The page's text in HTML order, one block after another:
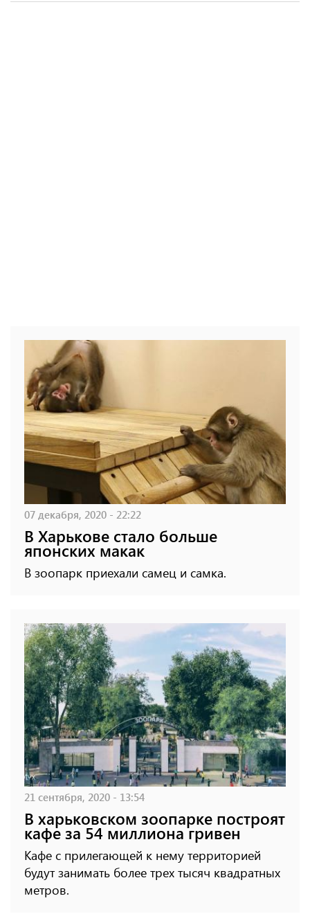
07 декабря, 2020 - 22:22
В Харькове стало больше
японских макак
В зоопарк приехали самец и самка.
21 сентября, 2020 - 13:54
В харьковском зоопарке построят
кафе за 54 миллиона гривен
Кафе с прилегающей к нему территорией
будут занимать более трех тысяч квадратных
метров.